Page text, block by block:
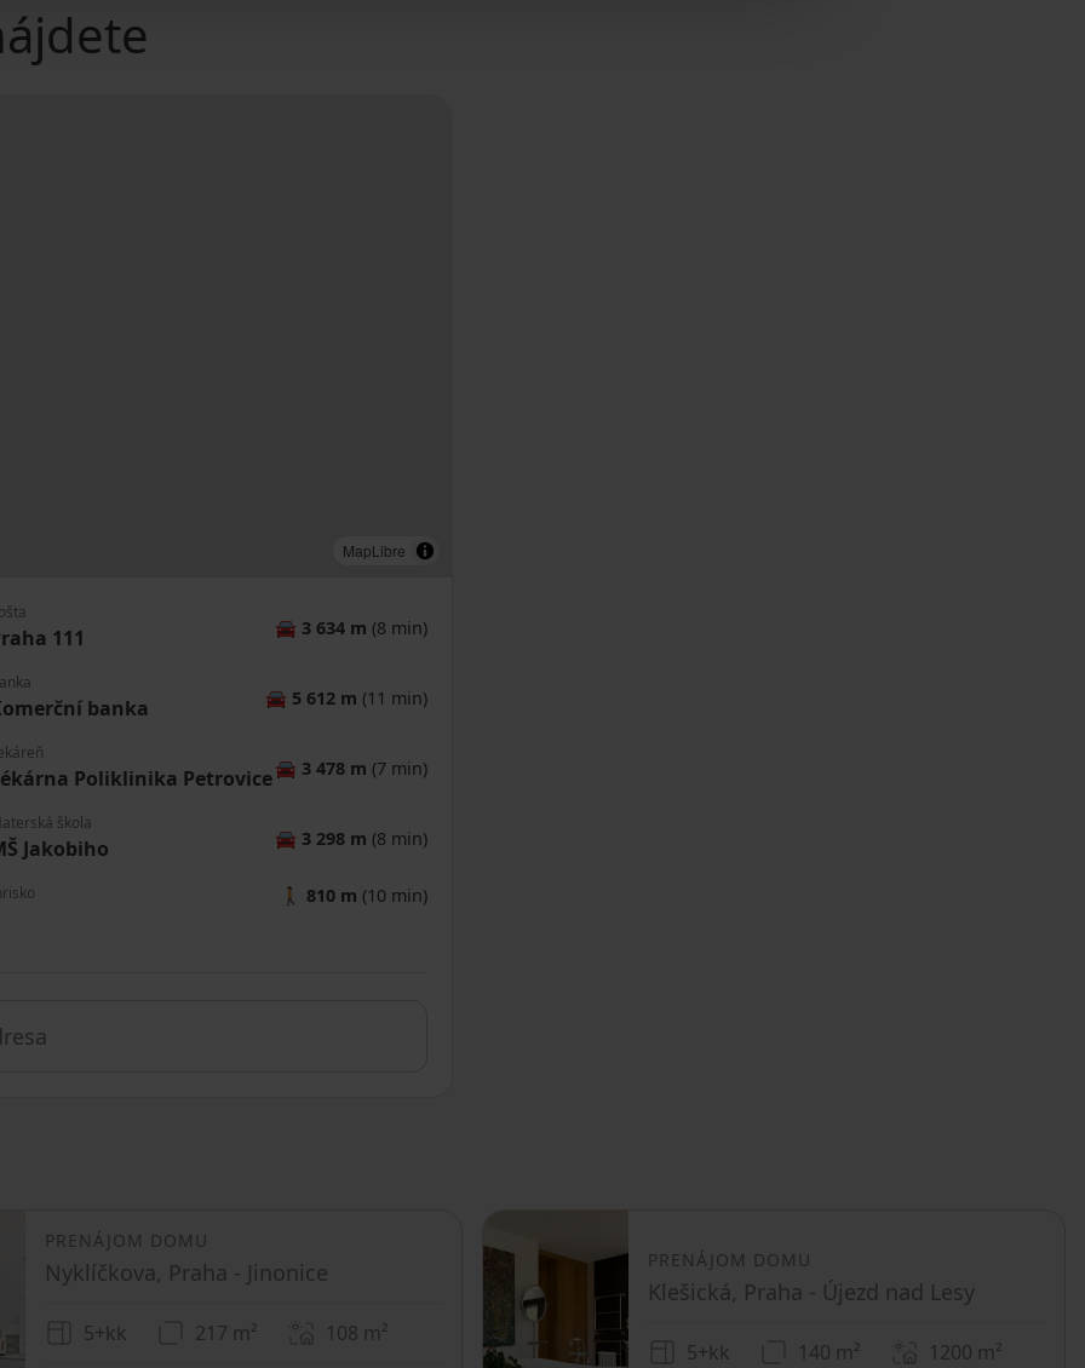
MapLibre
111 🚘 3 634 m (8 min)
banka 🚘 5 612 m (11 min)
Poliklinika Petrovice🚘 3 478 m (7 min)
škola
Jakobiho 🚘 3 298 m (8 min)
🚶 810 m (10 min)
PRENÁJOM DOMU
Nyklíčkova, Praha - Jinonice
5+kk 217 m² 108 m²
PRENÁJOM DOMU
Klešická, Praha - Újezd nad Lesy
5+kk 140 m² 1200 m²